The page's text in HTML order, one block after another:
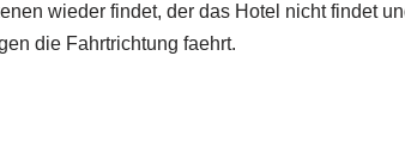
wieder findet, der das Hotel nicht findet
die Fahrtrichtung faehrt.